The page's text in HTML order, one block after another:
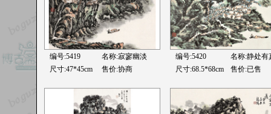
编号:5419 名称:寂寥幽淡
尺寸:47*45cm
售价:协商
编号:5420
名称:静处有
尺寸:68.5*68cm
售价:已售